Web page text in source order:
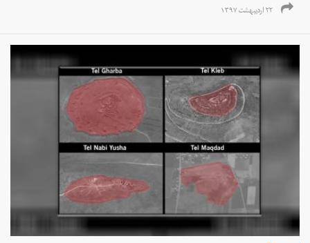
۲۲ اردیبهشت ۱۳۹۷